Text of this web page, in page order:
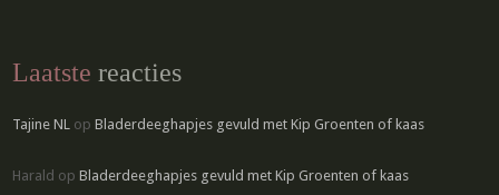
Laatste reacties
Tajine NL opBladerdeeghapjes gevuld met Kip Groenten of kaas
Harald opBladerdeeghapjes gevuld met Kip Groenten of kaas